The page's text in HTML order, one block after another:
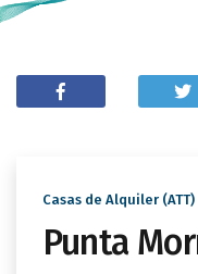
Casas de Alquiler (ATT)
Punta